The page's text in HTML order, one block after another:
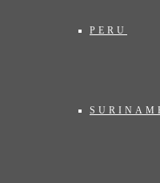
PERU